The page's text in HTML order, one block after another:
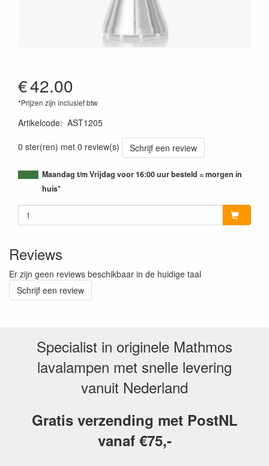
€42.00
*Prijzen zijn inclusief btw
Artikelcode: AST1205
0 ster(ren) met 0 review(s)
Schrijf een review
Maandag t/m Vrijdag voor 16:00 uur besteld = morgen in
huis*
Reviews
Er zijn geen reviews beschikbaar in de huidige taal
Schrijf een review
Specialist in originele Mathmos
lavalampen met snelle levering
vanuit Nederland
Gratis verzending met PostNL
vanaf €75,-